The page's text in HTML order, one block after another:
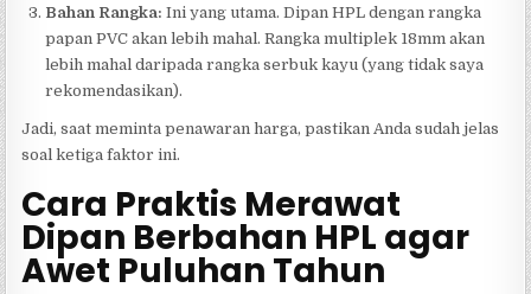
Bahan Rangka: Ini yang utama. Dipan HPL dengan rangka
papan PVC akan lebih mahal. Rangka multiplek 18mm akan
lebih mahal daripada rangka serbuk kayu (yang tidak saya
rekomendasikan).
Jadi, saat meminta penawaran harga, pastikan Anda sudah jelas
soal ketiga faktor ini.
Cara Praktis Merawat
Dipan Berbahan HPL agar
Awet Puluhan Tahun